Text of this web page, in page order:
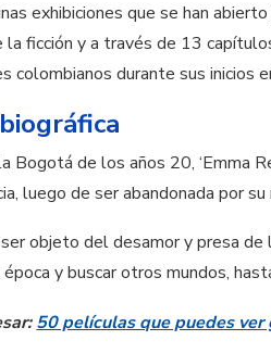
exhibiciones que se han
ficción y a través de 13
colombianos durante sus inicios
Bogotá de los años 20, ‘Emma
luego de ser abandonada por
objeto del desamor y presa
y buscar otros mundos,
50 películas que puedes ver